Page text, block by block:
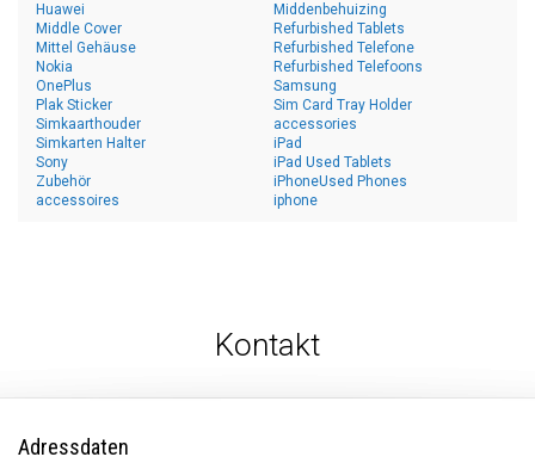
Huawei
Middenbehuizing
Middle Cover
Mittel Gehäuse
Nokia
OnePlus
Plak Sticker
Refurbished Tablets
Refurbished Telefone
Refurbished Telefoons
Samsung
Sim Card Tray Holder
Simkaarthouder
Simkarten Halter
Sony
Zubehör
accessoires
accessories
iPad
iPad Used Tablets
iPhoneUsed Phones
iphone
Kontakt
Adressdaten